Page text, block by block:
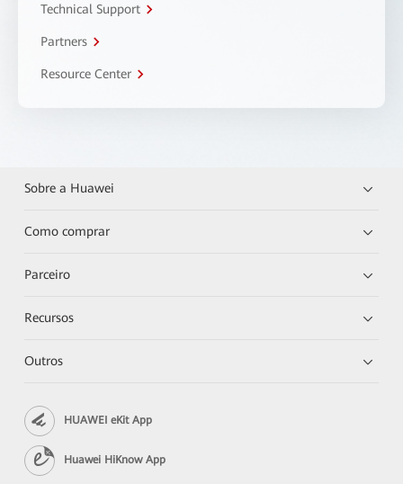
Technical Support
Partners
Resource Center
Sobre a Huawei
Como comprar
Parceiro
Recursos
Outros
HUAWEI eKit App
Huawei HiKnow App